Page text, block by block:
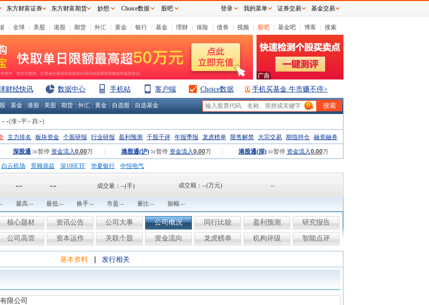
全球 美股 港股 期货 外汇 黄金 银行 基金 理财 保险 债券 视频 股吧 基金吧 博客 搜索
财经快讯 数据中心 手机站 客户端 Choice数据 手机买基金 牛市赚不停>
基金 港股 美股 期货 外汇 黄金 自选股 自选基金 0
- -(涨:-平:- 跌:-)
主力排名 板块资金 个股研报 行业研报 盈利预测 千股千评 年报季报 龙虎榜单 限售解禁 大宗交易 期指持仓 融资融券
深股通 暂停 资金流入0.00万 港股通(沪) 暂停 资金流入0.00万 港股通(深) 暂停 资金流入0.00万
白云机场 景顺鼎益 深100ETF 华夏银行
中恒电气
-- -- 成交量： --(手) 成交额： --(万元) --
最高:-- 最低:-- 换手:-- 市盈:-- 量比:-- 振幅:--
核心题材 资讯公告 公司大事 公司概况 同行比较 盈利预测 研究报告
公司高管 资本运作 关联个股 资金流向 龙虎榜单 机构评级 智能点评
基本资料 发行相关
限公司
东方财富证券 东方财富期货 妙想 Choice数据 股吧 登录 我的菜单 证券交易 基金交易